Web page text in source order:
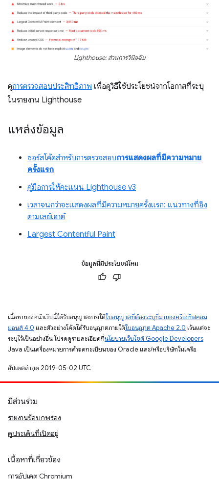
Lighthouse: ส่วนการวินิจฉัย
ดูการตรวจสอบประสิทธิภาพ เพื่อดูวิธีใช้ประโยชน์จากโอกาสที่ระบุ
ในรายงาน Lighthouse
แหล่งข้อมูล
ซอร์สโค้ดสำหรับการตรวจสอบการแสดงผลที่มีความหมาย
ครั้งแรก
คู่มือการให้คะแนน Lighthouse v3
เวลาจนกว่าจะแสดงผลที่มีความหมายครั้งแรก: แนวทางที่อิง
ตามเลย์เอาต์
Largest Contentful Paint
ข้อมูลนี้มีประโยชน์ไหม
เนื้อหาของหน้าเว็บนี้ได้รับอนุญาตภายใต้ใบอนุญาตที่ต้องระบุที่มาของครีเอทีฟคอม
มอนส์ 4.0 และตัวอย่างโค้ดได้รับอนุญาตภายใต้ใบอนุญาต Apache 2.0 เว้นแต่จะ
ระบุไว้เป็นอย่างอื่น โปรดดูรายละเอียดที่นโยบายเว็บไซต์ Google Developers
Java เป็นเครื่องหมายการค้าจดทะเบียนของ Oracle และ/หรือบริษัทในเครือ
อัปเดตล่าสุด 2019-05-02 UTC
มีส่วนร่วม
รายงานข้อบกพร่อง
ดูประเด็นที่เปิดอยู่
เนื้อหาที่เกี่ยวข้อง
การอัปเดต Chromium